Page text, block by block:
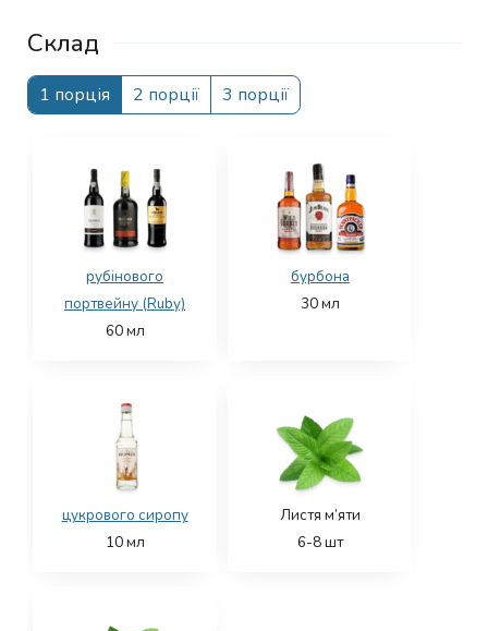
Склад
1 порція 2 порції 3 порції
рубінового
портвейну (Ruby)
60мл
бурбона
30мл
цукрового сиропу
10мл
Листя м’яти
6-8шт